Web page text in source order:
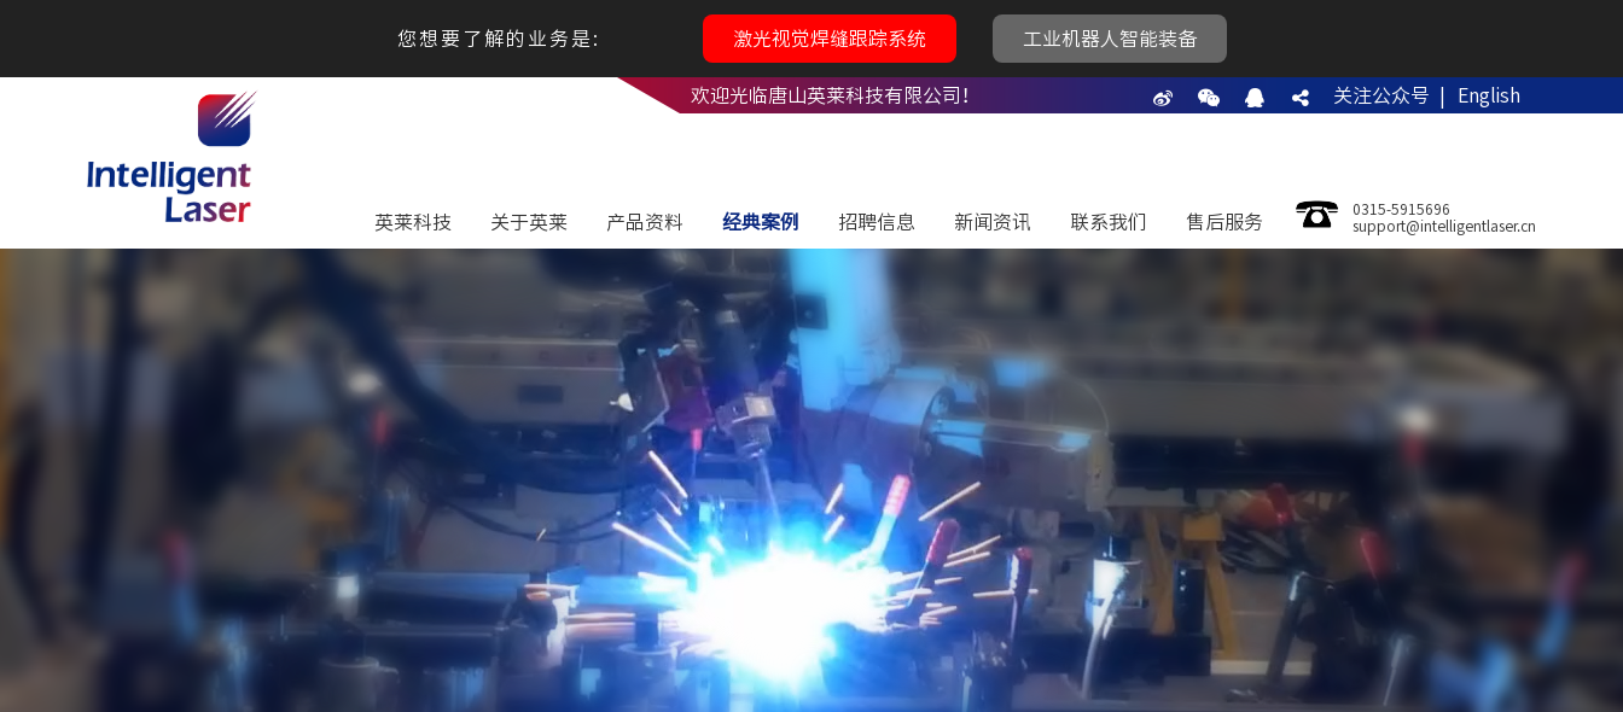
您想要了解的业务是: 激光视觉焊缝跟踪系统 工业机器人智能装备
欢迎光临唐山英莱科技有限公司！ 关注公众号 | English
英莱科技 关于英莱 产品资料 经典案例 招聘信息 新闻资讯 联系我们 售后服务
0315-5915696
support@intelligentlaser.cn